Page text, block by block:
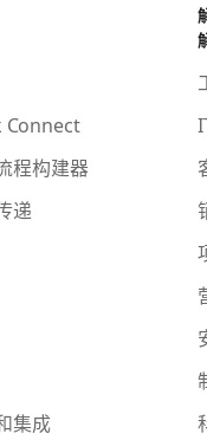
Connect
程构建器
递
集成